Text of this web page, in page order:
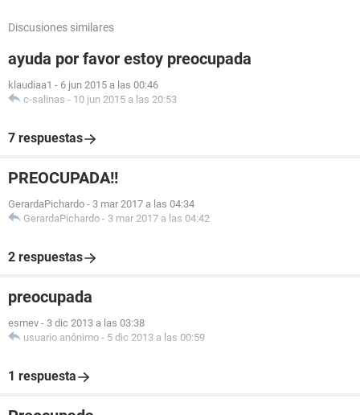
Discusiones similares
ayuda por favor estoy preocupada
klaudiaa1 - 6 jun 2015 a las 00:46
c-salinas - 10 jun 2015 a las 20:53
7 respuestas
PREOCUPADA!!
GerardaPichardo - 3 mar 2017 a las 04:34
GerardaPichardo - 3 mar 2017 a las 04:42
2 respuestas
preocupada
esmev - 3 dic 2013 a las 03:38
usuario anónimo - 5 dic 2013 a las 00:59
1 respuesta